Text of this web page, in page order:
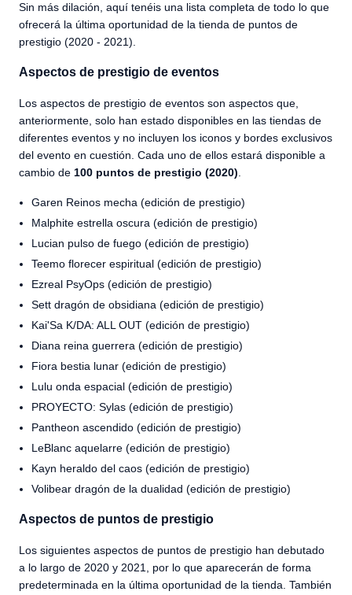
Sin más dilación, aquí tenéis una lista completa de todo lo que
ofrecerá la última oportunidad de la tienda de puntos de
prestigio (2020 - 2021).
Aspectos de prestigio de eventos
Los aspectos de prestigio de eventos son aspectos que,
anteriormente, solo han estado disponibles en las tiendas de
diferentes eventos y no incluyen los iconos y bordes exclusivos
del evento en cuestión. Cada uno de ellos estará disponible a
cambio de 100 puntos de prestigio (2020)
Garen Reinos mecha (edición de prestigio)
Malphite estrella oscura (edición de prestigio)
Lucian pulso de fuego (edición de prestigio)
Teemo florecer espiritual (edición de prestigio)
Ezreal PsyOps (edición de prestigio)
Sett dragón de obsidiana (edición de prestigio)
Kai'Sa K/DA: ALL OUT (edición de prestigio)
Diana reina guerrera (edición de prestigio)
Fiora bestia lunar (edición de prestigio)
Lulu onda espacial (edición de prestigio)
PROYECTO: Sylas (edición de prestigio)
Pantheon ascendido (edición de prestigio)
LeBlanc aquelarre (edición de prestigio)
Kayn heraldo del caos (edición de prestigio)
Volibear dragón de la dualidad (edición de prestigio)
Aspectos de puntos de prestigio
Los siguientes aspectos de puntos de prestigio han debutado
a lo largo de 2020 y 2021, por lo que aparecerán de forma
predeterminada en la última oportunidad de la tienda. También